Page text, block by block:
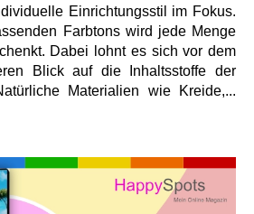
Einrichtungsstil im Fokus.
Farbtons wird jede Menge
Dabei lohnt es sich vor dem
Blick auf die Inhaltsstoffe der
Materialien wie Kreide,...